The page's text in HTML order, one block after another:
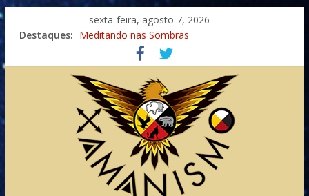
sexta-feira, agosto 7, 2026
Destaques: Meditando nas Sombras
Autosuficiência: A Jornada do Espírito Ancestral
Xamanismo Universal
Totens – Caminho Espiritual – Crescimento
Imaginação na Cura